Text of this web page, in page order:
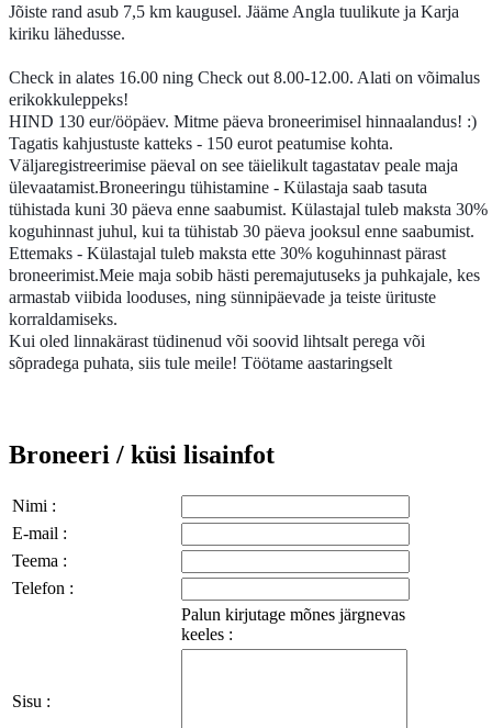
Jõiste rand asub 7,5 km kaugusel. Jääme Angla tuulikute ja Karja
kiriku lähedusse.
Check in alates 16.00 ning Check out 8.00-12.00. Alati on võimalus
erikokkuleppeks!
HIND 130 eur/ööpäev. Mitme päeva broneerimisel hinnaalandus! :)
Tagatis kahjustuste katteks - 150 eurot peatumise kohta.
Väljaregistreerimise päeval on see täielikult tagastatav peale maja
ülevaatamist.Broneeringu tühistamine - Külastaja saab tasuta
tühistada kuni 30 päeva enne saabumist. Külastajal tuleb maksta 30%
koguhinnast juhul, kui ta tühistab 30 päeva jooksul enne saabumist.
Ettemaks - Külastajal tuleb maksta ette 30% koguhinnast pärast
broneerimist.Meie maja sobib hästi peremajutuseks ja puhkajale, kes
armastab viibida looduses, ning sünnipäevade ja teiste ürituste
korraldamiseks.
Kui oled linnakärast tüdinenud või soovid lihtsalt perega või
sõpradega puhata, siis tule meile! Töötame aastaringselt
Broneeri / küsi lisainfot
Nimi :
E-mail :
Teema :
Telefon :
Palun kirjutage mõnes järgnevas
keeles :
Sisu :